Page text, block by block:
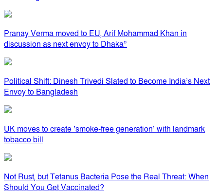
Pranay Verma moved to EU, Arif Mohammad Khan in
discussion as next envoy to Dhaka”
Political Shift: Dinesh Trivedi Slated to Become India’s Next
Envoy to Bangladesh
UK moves to create ‘smoke-free generation’ with landmark
tobacco bill
Not Rust, but Tetanus Bacteria Pose the Real Threat: When
Should You Get Vaccinated?